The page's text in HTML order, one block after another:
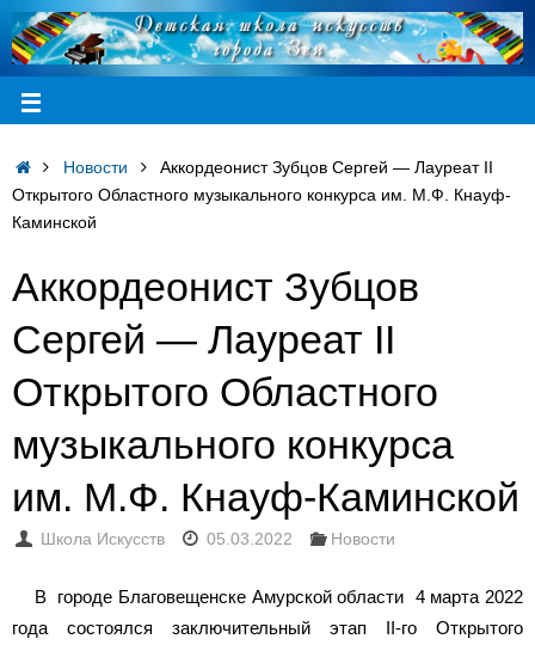
Новости
Аккордеонист Зубцов Сергей — Лауреат II
Открытого Областного музыкального конкурса им. М.Ф. Кнауф-
Каминской
Аккордеонист Зубцов
Сергей — Лауреат II
Открытого Областного
музыкального конкурса
им. М.Ф. Кнауф-Каминской
Школа Искусств 05.03.2022 Новости
В городе Благовещенске Амурской области 4 марта 2022
года состоялся заключительный этап II-го Открытого